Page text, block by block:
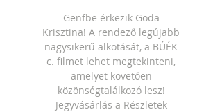
Genfbe érkezik Goda
Krisztina! A rendező legújabb
nagysikerű alkotását, a BÚÉK
c. filmet lehet megtekinteni,
amelyet követően
közönségtalálkozó lesz!
Jegyvásárlás a Részletek